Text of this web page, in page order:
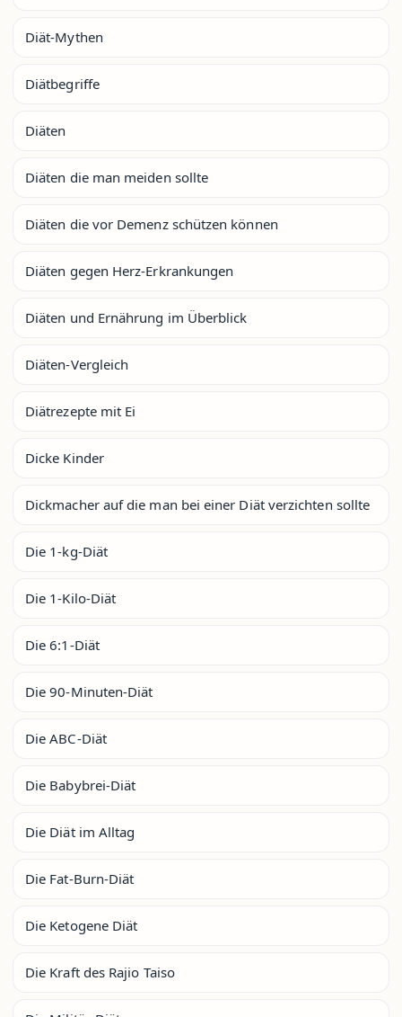
Diät-Mythen
Diätbegriffe
Diäten
Diäten die man meiden sollte
Diäten die vor Demenz schützen können
Diäten gegen Herz-Erkrankungen
Diäten und Ernährung im Überblick
Diäten-Vergleich
Diätrezepte mit Ei
Dicke Kinder
Dickmacher auf die man bei einer Diät verzichten sollte
Die 1-kg-Diät
Die 1-Kilo-Diät
Die 6:1-Diät
Die 90-Minuten-Diät
Die ABC-Diät
Die Babybrei-Diät
Die Diät im Alltag
Die Fat-Burn-Diät
Die Ketogene Diät
Die Kraft des Rajio Taiso